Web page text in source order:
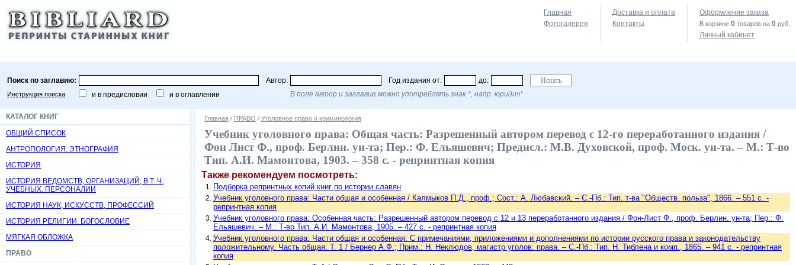
Главная
Фотогалерея
Доставка и оплата
Контакты
Оформление заказа
В корзине 0 товаров на 0 руб.
Личный кабинет
Поиск по заглавию: Автор: Год издания от: до:
Инструкция поиска и в предисловии и в оглавлении В поле автор и заглавие можно употреблять знак *, напр. юридич*
КАТАЛОГ КНИГ
ОБЩИЙ СПИСОК
АНТРОПОЛОГИЯ. ЭТНОГРАФИЯ
ИСТОРИЯ
ИСТОРИЯ ВЕДОМСТВ, ОРГАНИЗАЦИЙ, В Т. Ч.
УЧЕБНЫХ. ПЕРСОНАЛИИ
ИСТОРИЯ НАУК, ИСКУССТВ, ПРОФЕССИЙ
ИСТОРИЯ РЕЛИГИИ. БОГОСЛОВИЕ
МЯГКАЯ ОБЛОЖКА
ПРАВО
Главная / ПРАВО / Уголовное право и криминология
Учебник уголовного права: Общая часть: Разрешенный автором перевод с 12-го переработанного издания /
Фон Лист Ф., проф. Берлин. ун-та; Пер.: Ф. Ельяшевич; Предисл.: М.В. Духовской, проф. Моск. ун-та. – М.: Т-во
Тип. А.И. Мамонтова, 1903. – 358 с. - репринтная копия
Также рекомендуем посмотреть:
Подборка репринтных копий книг по истории славян
Учебник уголовного права: Части общая и особенная / Калмыков П.Д., проф.; Сост.: А. Любавский. – С.-Пб.: Тип. т-ва "Обществ. польза", 1866. – 551 с. -
репринтная копия
Учебник уголовного права: Особенная часть: Разрешенный автором перевод с 12 и 13 переработанного издания / Фон-Лист Ф., проф. Берлин. ун-та; Пер.: Ф.
Ельяшевич. – М.: Т-во Тип. А.И. Мамонтова, 1905. – 427 с. - репринтная копия
Учебник уголовного права: Части общая и особенная: С примечаниями, приложениями и дополнениями по истории русского права и законодательству
положительному. Часть общая. Т. 1 / Бернер А.Ф.; Прим.: Н. Неклюдов, магистр уголов. права. – С.-Пб.: Тип. Н. Тиблена и комп., 1865. – 941 с. - репринтная
копия